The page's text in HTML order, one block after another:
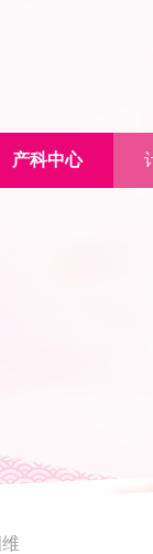
产科中心